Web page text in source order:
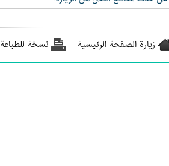
زيارة الصفحة الرئيسية نسخة للطباعة